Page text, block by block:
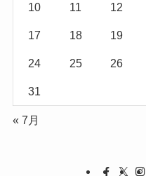
10 11 12
17 18 19
24 25 26
31
« 7月